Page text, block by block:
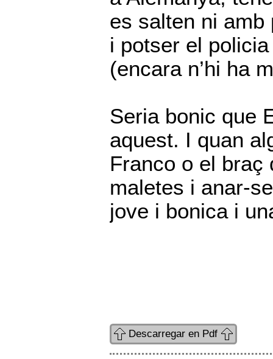
es salten ni
i potser el
(encara n’hi ha
Seria bonic que
aquest. I quan
Franco o el braç
maletes i anar-
jove i bonica i
Descarregar en Pdf